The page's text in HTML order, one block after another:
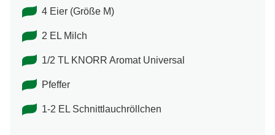
4 Eier (Größe M)
2 EL Milch
1/2 TL KNORR Aromat Universal
Pfeffer
1-2 EL Schnittlauchröllchen